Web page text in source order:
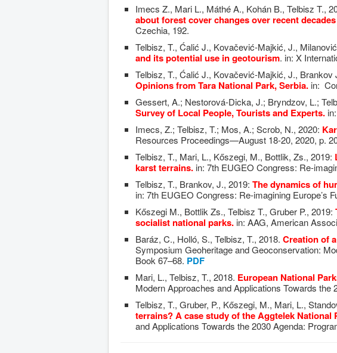
Imecs Z., Mari L., Máthé A., Kohán B., Telbisz T.,
about forest cover changes over recent
Czechia, 192.
Telbisz, T., Ćalić J., Kovačević-Majkić, J.,
and its potential use in geotourism. in: X
Telbisz, T., Ćalić J., Kovačević-Majkić, J., Brankov
Opinions from Tara National Park, Serbia. in:
Gessert, A.; Nestorová-Dicka, J.; Bryndzov, L.;
Survey of Local People, Tourists and Experts.
Imecs, Z.; Telbisz, T.; Mos, A.; Scrob, N., 2020:
Resources Proceedings—August 18-20, 2020, p.
Telbisz, T., Mari, L., Kőszegi, M., Bottlik, Zs., 2019:
karst terrains. in: 7th EUGEO Congress: Re-
Telbisz, T., Brankov, J., 2019: The dynamics of
in: 7th EUGEO Congress: Re-imagining Europe’s
Kőszegi M., Bottlik Zs., Telbisz T., Gruber P., 2019:
socialist national parks. in: AAG, American
Baráz, C., Holló, S., Telbisz, T., 2018. Creation of
Symposium Geoheritage and Geoconservation:
Book 67–68. PDF
Mari, L., Telbisz, T., 2018. European National
Modern Approaches and Applications Towards
Telbisz, T., Gruber, P., Kőszegi, M., Mari, L.,
terrains? A case study of the Aggtelek National
and Applications Towards the 2030 Agenda: